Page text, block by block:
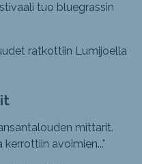
tuo bluegrassin
ratkottiin Lumijoella
mittarit.
kerrottiin avoimien..."